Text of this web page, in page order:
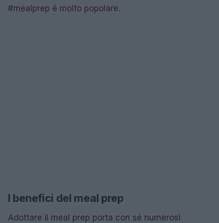
#mealprep è molto popolare.
I benefici del meal prep
Adottare il meal prep porta con sé numerosi